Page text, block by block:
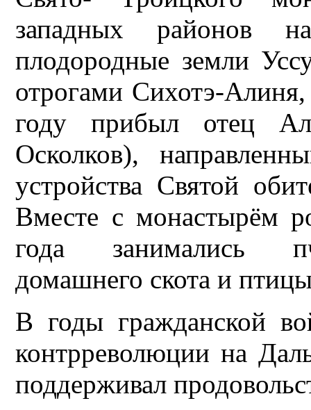
западных районов
плодородные земли
отрогами Сихотэ-
году прибыл отец
Осколков),
устройства Святой
Вместе с монастырём
года занимались
домашнего скота и
В годы гражданской
контрреволюции на
поддерживал